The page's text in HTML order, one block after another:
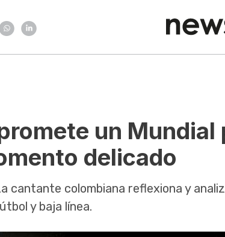
un Mundial
delicado
cantante colombiana reflexiona y
y baja línea.